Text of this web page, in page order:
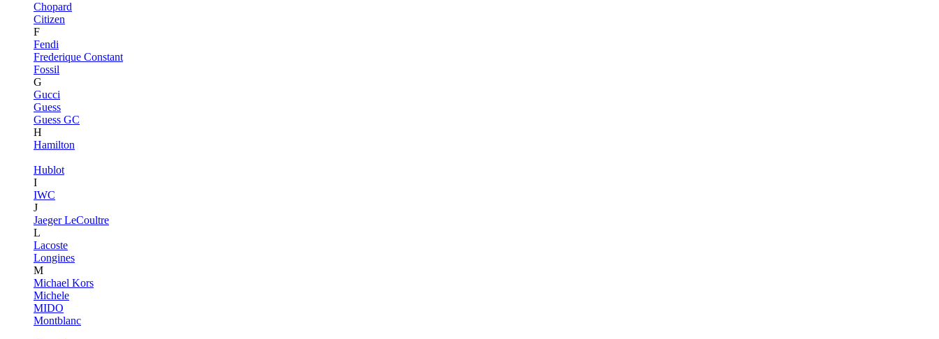
Chopard
Citizen
F
Fendi
Frederique Constant
Fossil
G
Gucci
Guess
Guess GC
H
Hamilton
Hublot
I
IWC
J
Jaeger LeCoultre
L
Lacoste
Longines
M
Michael Kors
Michele
MIDO
Montblanc